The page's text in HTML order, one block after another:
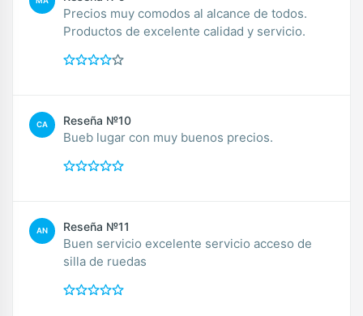
Precios muy comodos al alcance de todos.
Productos de excelente calidad y servicio.
CA Reseña №10
Bueb lugar con muy buenos precios.
AN Reseña №11
Buen servicio excelente servicio acceso de
silla de ruedas